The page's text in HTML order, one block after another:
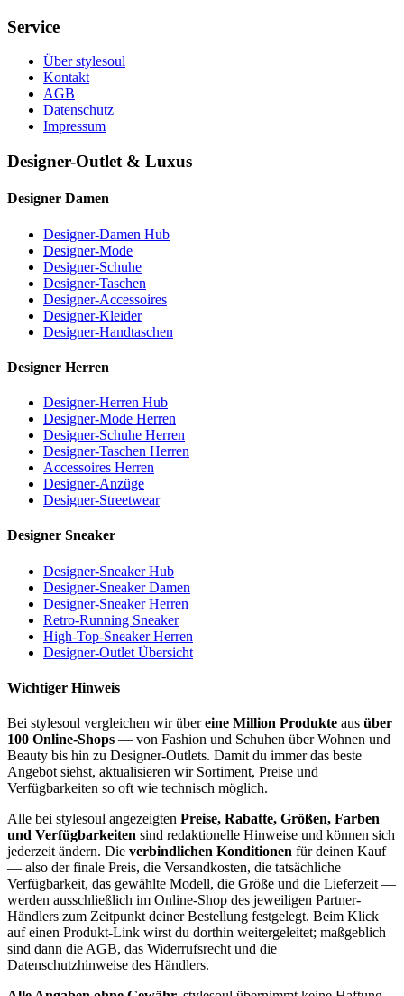
Service
Über stylesoul
Kontakt
AGB
Datenschutz
Impressum
Designer-Outlet & Luxus
Designer Damen
Designer-Damen Hub
Designer-Mode
Designer-Schuhe
Designer-Taschen
Designer-Accessoires
Designer-Kleider
Designer-Handtaschen
Designer Herren
Designer-Herren Hub
Designer-Mode Herren
Designer-Schuhe Herren
Designer-Taschen Herren
Accessoires Herren
Designer-Anzüge
Designer-Streetwear
Designer Sneaker
Designer-Sneaker Hub
Designer-Sneaker Damen
Designer-Sneaker Herren
Retro-Running Sneaker
High-Top-Sneaker Herren
Designer-Outlet Übersicht
Wichtiger Hinweis
Bei stylesoul vergleichen wir übereine Million Produkte aus über
100 Online-Shops — von Fashion und Schuhen über Wohnen und
Beauty bis hin zu Designer-Outlets. Damit du immer das beste
Angebot siehst, aktualisieren wir Sortiment, Preise und
Verfügbarkeiten so oft wie technisch möglich.
Alle bei stylesoul angezeigten Preise, Rabatte, Größen, Farben
und Verfügbarkeiten sind redaktionelle Hinweise und können sich
jederzeit ändern. Die verbindlichen Konditionen für deinen Kauf
— also der finale Preis, die Versandkosten, die tatsächliche
Verfügbarkeit, das gewählte Modell, die Größe und die Lieferzeit —
werden ausschließlich im Online-Shop des jeweiligen Partner-
Händlers zum Zeitpunkt deiner Bestellung festgelegt. Beim Klick
auf einen Produkt-Link wirst du dorthin weitergeleitet; maßgeblich
sind dann die AGB, das Widerrufsrecht und die
Datenschutzhinweise des Händlers.